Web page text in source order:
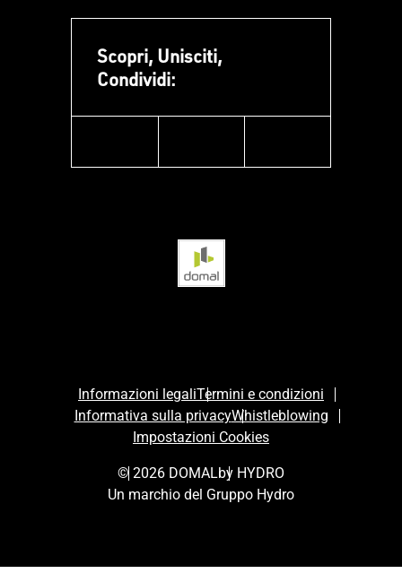
Scopri, Unisciti,
Condividi:
Informazioni legaliTermini e condizioni
Informativa sulla privacyWhistleblowing
Impostazioni Cookies
© 2026 DOMALby HYDRO
Un marchio del Gruppo Hydro